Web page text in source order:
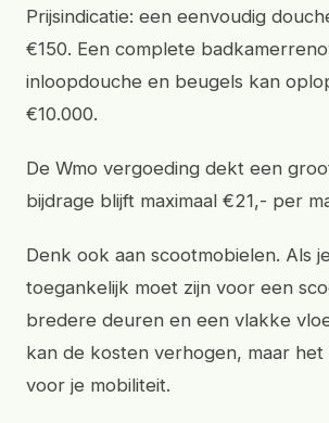
Prijsindicatie: een eenvoudig
€150. Een complete
inloopdouche en beugels kan
€10.000.
De Wmo vergoeding dekt een
bijdrage blijft maximaal €21,- per
Denk ook aan scootmobielen. Als
toegankelijk moet zijn voor een
bredere deuren en een vlakke
kan de kosten verhogen, maar het
voor je mobiliteit.